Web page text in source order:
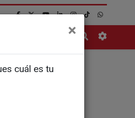
×
cuál es tu